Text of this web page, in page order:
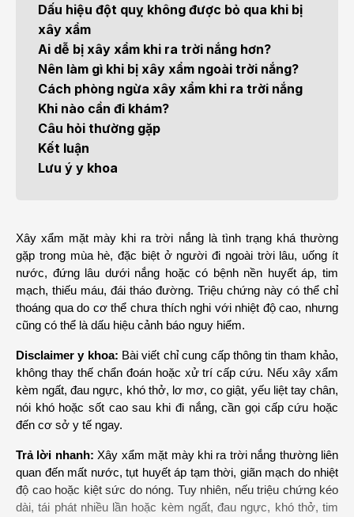
Dấu hiệu đột quỵ không được bỏ qua khi bị
xây xẩm
Ai dễ bị xây xẩm khi ra trời nắng hơn?
Nên làm gì khi bị xây xẩm ngoài trời nắng?
Cách phòng ngừa xây xẩm khi ra trời nắng
Khi nào cần đi khám?
Câu hỏi thường gặp
Kết luận
Lưu ý y khoa
Xây xẩm mặt mày khi ra trời nắng là tình trạng khá thường
gặp trong mùa hè, đặc biệt ở người đi ngoài trời lâu, uống ít
nước, đứng lâu dưới nắng hoặc có bệnh nền huyết áp, tim
mạch, thiếu máu, đái tháo đường. Triệu chứng này có thể chỉ
thoáng qua do cơ thể chưa thích nghi với nhiệt độ cao, nhưng
cũng có thể là dấu hiệu cảnh báo nguy hiểm.
Disclaimer y khoa: Bài viết chỉ cung cấp thông tin tham khảo,
không thay thế chẩn đoán hoặc xử trí cấp cứu. Nếu xây xẩm
kèm ngất, đau ngực, khó thở, lơ mơ, co giật, yếu liệt tay chân,
nói khó hoặc sốt cao sau khi đi nắng, cần gọi cấp cứu hoặc
đến cơ sở y tế ngay.
Trả lời nhanh: Xây xẩm mặt mày khi ra trời nắng thường liên
quan đến mất nước, tụt huyết áp tạm thời, giãn mạch do nhiệt
độ cao hoặc kiệt sức do nóng. Tuy nhiên, nếu triệu chứng kéo
dài, tái phát nhiều lần hoặc kèm ngất, đau ngực, khó thở, tim